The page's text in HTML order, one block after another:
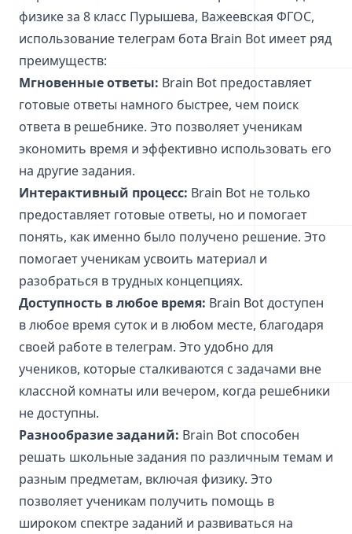
физике за 8 класс Пурышева, Важеевская ФГОС,
использование телеграм бота Brain Bot имеет ряд
преимуществ:
Мгновенные ответы: Brain Bot предоставляет
готовые ответы намного быстрее, чем поиск
ответа в решебнике. Это позволяет ученикам
экономить время и эффективно использовать его
на другие задания.
Интерактивный процесс: Brain Bot не только
предоставляет готовые ответы, но и помогает
понять, как именно было получено решение. Это
помогает ученикам усвоить материал и
разобраться в трудных концепциях.
Доступность в любое время: Brain Bot доступен
в любое время суток и в любом месте, благодаря
своей работе в телеграм. Это удобно для
учеников, которые сталкиваются с задачами вне
классной комнаты или вечером, когда решебники
не доступны.
Разнообразие заданий: Brain Bot способен
решать школьные задания по различным темам и
разным предметам, включая физику. Это
позволяет ученикам получить помощь в
широком спектре заданий и развиваться на